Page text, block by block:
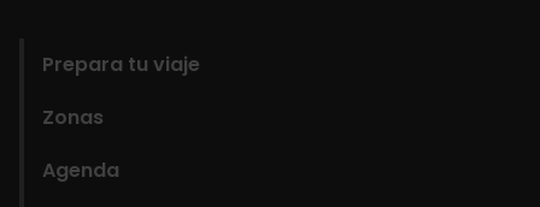
Prepara tu viaje
Zonas
Agenda